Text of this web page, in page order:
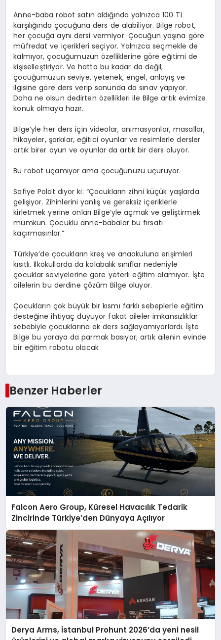
Anne-baba robot satın aldığında yalnızca 100 TL
karşılığında çocuğuna ders de alabiliyor. Bilge robot,
her çocuğa aynı dersi vermiyor. Çocuğun yaşına göre
müfredat ve içerikleri seçiyor. Yalnızca seçmekle de
kalmıyor, çocuğumuzun özelliklerine göre eğitimi de
kişiselleştiriyor. Ve hatta bu kadar da değil,
çocuğumuzun seviye, yetenek, engel, anlayış ve
ilgisine göre ders verip sonunda da sınav yapıyor.
Daha ne olsun dedirten özellikleri ile Bilge artık evimize
konuk olmaya hazır.
Bilge’yle her ders için videolar, animasyonlar, masallar,
hikayeler, şarkılar, eğitici oyunlar ve resimlerle dersler
artık birer oyun ve oyunlar da artık bir ders oluyor.
Bu robot uçamıyor ama çocuğunuzu uçuruyor.
Safiye Polat diyor ki: “Çocukların zihni küçük yaşlarda
gelişiyor. Zihinlerini yanlış ve gereksiz içeriklerle
kirletmek yerine onları Bilge’yle açmak ve geliştirmek
mümkün. Çocuklu anne-babalar bu fırsatı
kaçırmasınlar.”
Türkiye’de çocukların kreş ve anaokuluna erişimleri
kısıtlı. İlkokullarda da kalabalık sınıflar nedeniyle
çocuklar seviyelerine göre yeterli eğitim alamıyor. İşte
ailelerin bu derdine çözüm Bilge oluyor.
Çocukların çok büyük bir kısmı farklı sebeplerle eğitim
desteğine ihtiyaç duyuyor fakat aileler imkansızlıklar
sebebiyle çocuklarına ek ders sağlayamıyorlardı. İşte
Bilge bu yaraya da parmak basıyor; artık ailenin evinde
bir eğitim robotu olacak
Benzer Haberler
Falcon Aero Group, Küresel Havacılık Tedarik
Zincirinde Türkiye’den Dünyaya Açılıyor
Derya Arms, İstanbul Prohunt 2026’da yeni nesil